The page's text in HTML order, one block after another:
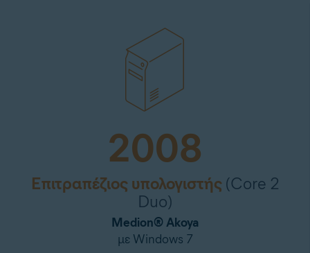
2008
Επιτραπέζιος υπολογιστής(Core 2
Duo)
Medion® Akoya
με Windows 7